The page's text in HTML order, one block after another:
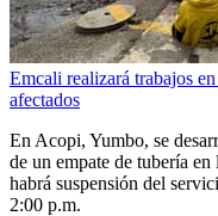
Emcali realizará trabajos
afectados
En Acopi, Yumbo, se
de un empate de tubería
habrá suspensión del
2:00 p.m.